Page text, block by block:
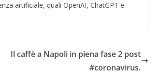
artificiale, quali OpenAI, ChatGPT e
Il caffè a Napoli in piena fase 2 post
#coronavirus.